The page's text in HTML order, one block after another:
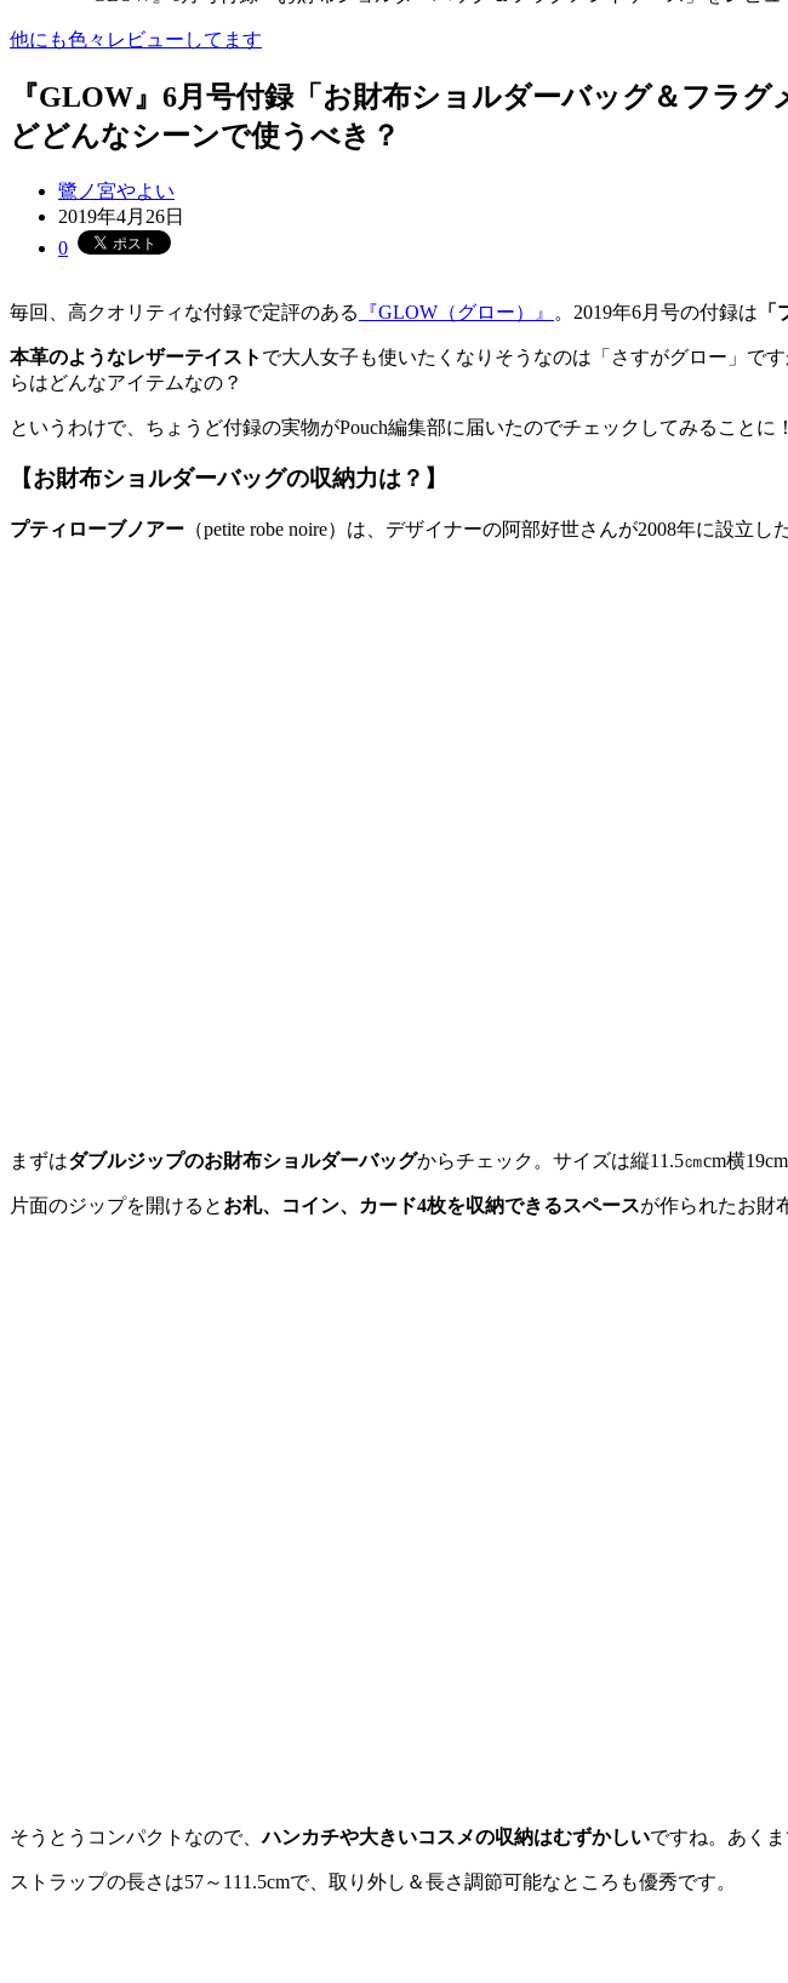
他にも色々レビューしてます
『GLOW』6月号付録「お財布ショルダーバッグ＆フラ
どどんなシーンで使うべき？
鷺ノ宮やよい
2019年4月26日
0
毎回、高クオリティな付録で定評のある 『GLOW（グロー）』 。2019年6月号の付録は
本革のようなレザーテイスト で大人女子も使いたくなりそうなのは「さすがグロー」です
らはどんなアイテムなの？
というわけで、ちょうど付録の実物がPouch編集部に届いたのでチェックしてみるこ
【お財布ショルダーバッグの収納力は？】
プティローブノアー （petite robe noire）は、デザイナーの阿部好世さんが2008年に設立
まずはダブルジップのお財布ショルダーバッグからチェック。サイズは縦11.5㎝cm横
片面のジップを開けると お札、コイン、カード4枚を収納できるスペースが作られたお財
そうとうコンパクトなので、ハンカチや大きいコスメの収納はむずかしいですね。あく
ストラップの長さは57～111.5cmで、取り外し＆長さ調節可能なところも優秀です。